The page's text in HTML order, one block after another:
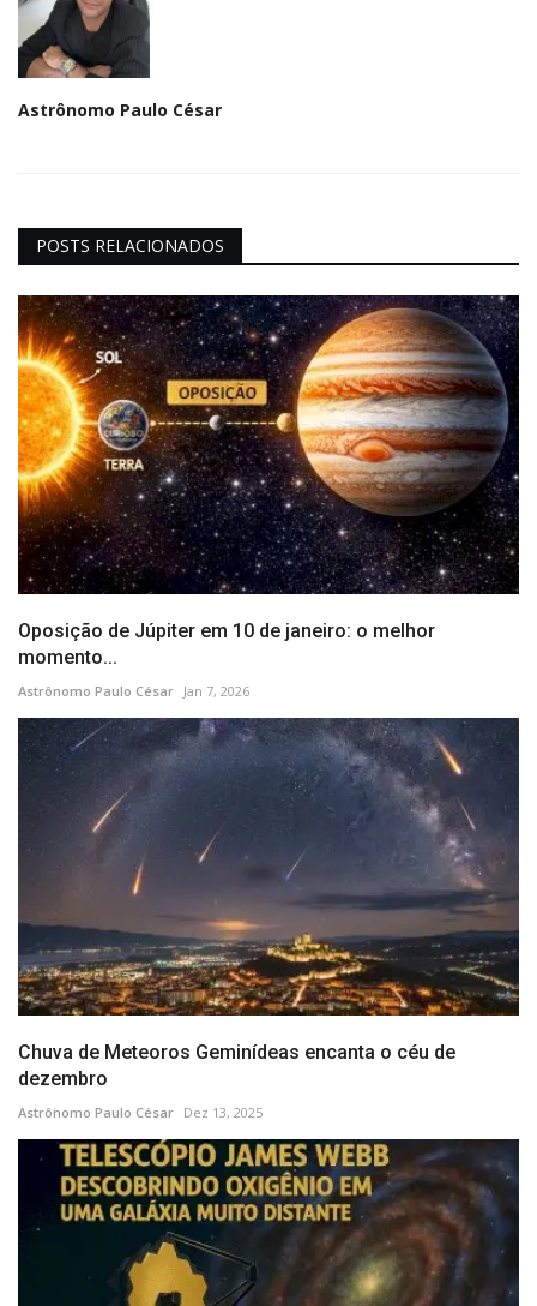
Astrônomo Paulo César
POSTS RELACIONADOS
Oposição de Júpiter em 10 de janeiro: o melhor
momento...
Astrônomo Paulo César Jan 7, 2026
Chuva de Meteoros Geminídeas encanta o céu de
dezembro
Astrônomo Paulo César Dez 13, 2025